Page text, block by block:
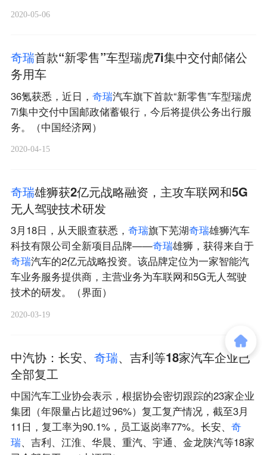
2020-05-06
奇瑞首款“新零售”车型瑞虎7i集中交付邮储公
务用车
36氪获悉，近日， 奇瑞汽车旗下首款“新零售”车型瑞虎
7i集中交付中国邮政储蓄银行，今后将提供公务出行服
务。（中国经济网）
2020-04-15
奇瑞雄狮获2亿元战略融资，主攻车联网和5G
无人驾驶技术研发
3月18日，从天眼查获悉， 奇瑞旗下芜湖奇瑞雄狮汽车
科技有限公司全新项目品牌——奇瑞雄狮，获得来自于
奇瑞汽车的2亿元战略投资。该品牌定位为一家智能汽
车业务服务提供商，主营业务为车联网和5G无人驾驶
技术的研发。（界面）
2020-03-19
中汽协：长安、 奇瑞、吉利等18家汽车企业已
全部复工
中国汽车工业协会表示，根据协会密切跟踪的23家企业
集团（年限量占比超过96%）复工复产情况，截至3月
11日，复工率为90.1%，员工返岗率77%。长安、 奇
瑞、吉利、江淮、华晨、重汽、宇通、金龙陕汽等18家